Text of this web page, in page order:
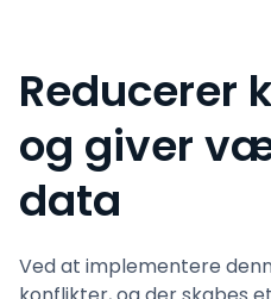
Reducerer
og giver
data
Ved at implementere